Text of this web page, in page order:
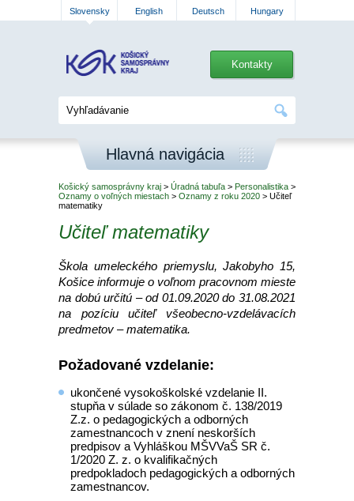
Slovensky English Deutsch Hungary
Kontakty
Hlavná navigácia
Košický samosprávny kraj > Úradná tabuľa > Personalistika >
Oznamy o voľných miestach > Oznamy z roku 2020 > Učiteľ
matematiky
Učiteľ matematiky
Škola umeleckého priemyslu, Jakobyho 15,
Košice informuje o voľnom pracovnom mieste
na dobú určitú – od 01.09.2020 do 31.08.2021
na pozíciu učiteľ všeobecno-vzdelávacích
predmetov – matematika.
Požadované vzdelanie:
ukončené vysokoškolské vzdelanie II.
stupňa v súlade so zákonom č. 138/2019
Z.z. o pedagogických a odborných
zamestnancoch v znení neskorších
predpisov a Vyhláškou MŠVVaŠ SR č.
1/2020 Z. z. o kvalifikačných
predpokladoch pedagogických a odborných
zamestnancov.